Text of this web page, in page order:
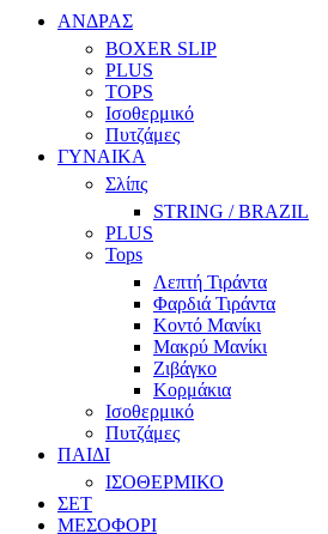
ΑΝΔΡΑΣ
BOXER SLIP
PLUS
TOPS
Ισοθερμικό
Πυτζάμες
ΓΥΝΑΙΚΑ
Σλίπς
STRING / BRAZIL
PLUS
Tops
Λεπτή Τιράντα
Φαρδιά Τιράντα
Κοντό Μανίκι
Μακρύ Μανίκι
Ζιβάγκο
Κορμάκια
Ισοθερμικό
Πυτζάμες
ΠΑΙΔΙ
ΙΣΟΘΕΡΜΙΚΟ
ΣΕΤ
ΜΕΣΟΦΟΡΙ